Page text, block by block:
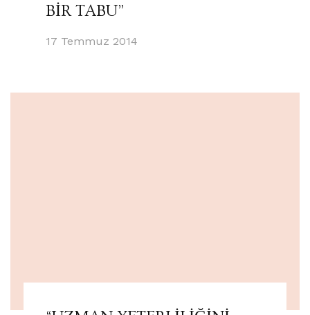
BİR TABU”
17 Temmuz 2014